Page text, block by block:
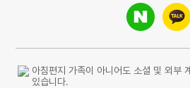
아침편지 가족이 아니어도 소셜 및 외부
있습니다.